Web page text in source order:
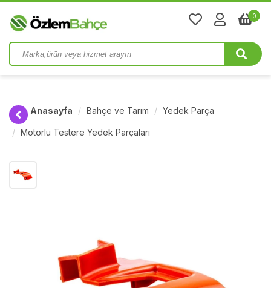
0
Anasayfa Bahçe ve Tarım Yedek Parça
Motorlu Testere Yedek Parçaları